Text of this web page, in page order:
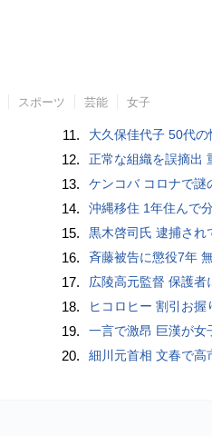
スポーツ 芸能 女子
11. 大久保佳代子 50代の
12. 正常な組織を誤摘出
13. ケンコバ コロナで謎
14. 沖縄移住 1年住んで
15. 黒木啓司氏 逮捕され
16. 斉藤被告に懲役7年
17. 広陵高元監督 保護者
18. ヒコロヒー 割引お握
19. 一言で激昂 巨漢が女
20. 細川元首相 文春で高